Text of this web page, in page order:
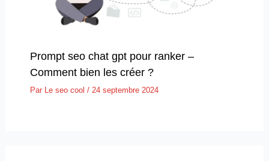
Prompt seo chat gpt pour ranker –
Comment bien les créer ?
Par Le seo cool / 24 septembre 2024